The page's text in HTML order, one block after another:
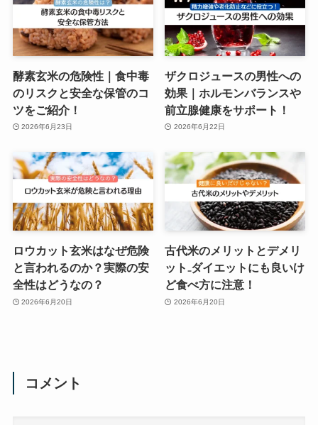
酵素玄米の危険性｜食中毒
のリスクと安全な保管のコ
ツをご紹介！
2026年6月23日
ザクロジュースの男性への
効果｜ホルモンバランスや
前立腺健康をサポート！
2026年6月22日
ロウカット玄米はなぜ危険
と言われるのか？実際の安
全性はどうなの？
2026年6月20日
古代米のメリットとデメリ
ット₋ダイエットにも良いけ
ど食べ方に注意！
2026年6月20日
コメント